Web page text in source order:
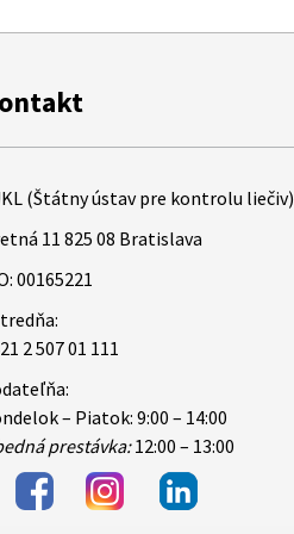
(Štátny ústav pre kontrolu liečiv)
11 825 08 Bratislava
00165221
2 507 01 111
– Piatok: 9:00 – 14:00
prestávka:12:00 – 13:00